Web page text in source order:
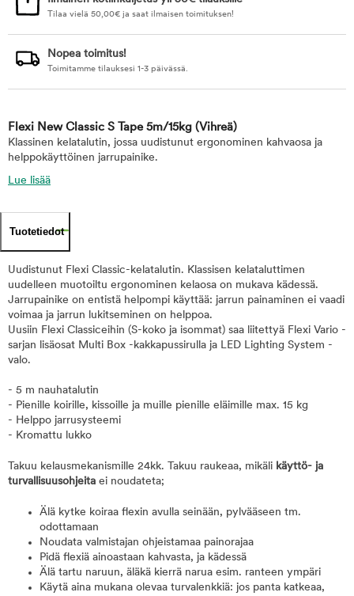
Tilaa vielä 50,00€ ja saat ilmaisen toimituksen!
Nopea toimitus!
Toimitamme tilauksesi 1-3 päivässä.
Flexi New Classic S Tape 5m/15kg (Vihreä)
Klassinen kelatalutin, jossa uudistunut ergonominen kahvaosa ja
helppokäyttöinen jarrupainike.
Lue lisää
Tuotetiedot
Uudistunut Flexi Classic-kelatalutin. Klassisen kelataluttimen
uudelleen muotoiltu ergonominen kelaosa on mukava kädessä.
Jarrupainike on entistä helpompi käyttää: jarrun painaminen ei vaadi
voimaa ja jarrun lukitseminen on helppoa.
Uusiin Flexi Classiceihin (S-koko ja isommat) saa liitettyä Flexi Vario -
sarjan lisäosat Multi Box -kakkapussirulla ja LED Lighting System -
valo.
- 5 m nauhatalutin
- Pienille koirille, kissoille ja muille pienille eläimille max. 15 kg
- Helppo jarrusysteemi
- Kromattu lukko
Takuu kelausmekanismille 24kk. Takuu raukeaa, mikäli käyttö- ja
turvallisuusohjeita ei noudateta;
Älä kytke koiraa flexin avulla seinään, pylvääseen tm.
odottamaan
Noudata valmistajan ohjeistamaa painorajaa
Pidä flexiä ainoastaan kahvasta, ja kädessä
Älä tartu naruun, äläkä kierrä narua esim. ranteen ympäri
Käytä aina mukana olevaa turvalenkkiä: jos panta katkeaa,